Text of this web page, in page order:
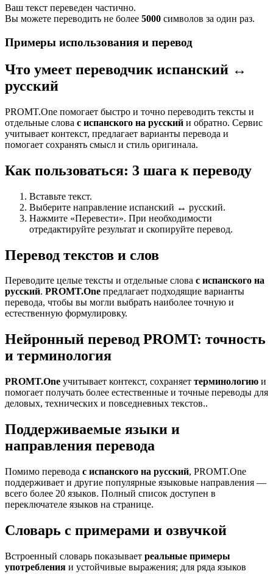
Ваш текст переведен частично.
Вы можете переводить не более 5000 символов за один раз.
Примеры использования и перевод
Что умеет переводчик испанский ↔
русский
PROMT.One помогает быстро и точно переводить тексты и
отдельные слова с испанского на русский и обратно. Сервис
учитывает контекст, предлагает варианты перевода и
помогает сохранять смысл и стиль оригинала.
Как пользоваться: 3 шага к переводу
Вставьте текст.
Выберите направление испанский ↔ русский.
Нажмите «Перевести». При необходимости
отредактируйте результат и скопируйте перевод.
Перевод текстов и слов
Переводите целые тексты и отдельные слова с испанского на
русский. PROMT.One предлагает подходящие варианты
перевода, чтобы вы могли выбрать наиболее точную и
естественную формулировку.
Нейронный перевод PROMT: точность
и терминология
PROMT.One учитывает контекст, сохраняет терминологию и
помогает получать более естественные и точные переводы для
деловых, технических и повседневных текстов..
Поддерживаемые языки и
направления перевода
Помимо перевода с испанского на русский, PROMT.One
поддерживает и другие популярные языковые направления —
всего более 20 языков. Полный список доступен в
переключателе языков на странице.
Словарь с примерами и озвучкой
Встроенный словарь показывает реальные примеры
употребления и устойчивые выражения; для ряда языков